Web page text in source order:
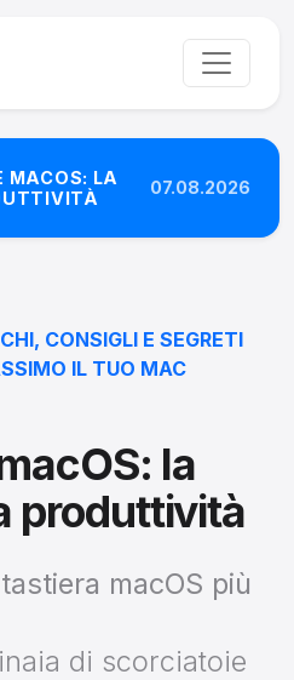
MACOS: LA
07.08.2026
CONSIGLI E SEGRETI
IL TUO MAC
la
produttività
macOS più
di scorciatoie